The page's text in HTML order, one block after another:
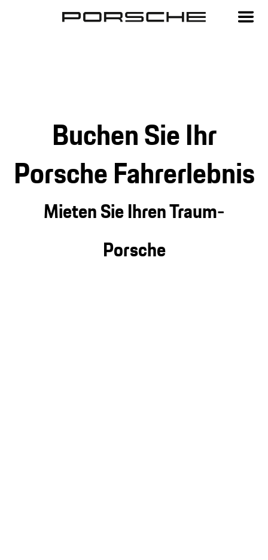
Buchen Sie Ihr
Porsche Fahrerlebnis
Mieten Sie Ihren Traum-
Porsche